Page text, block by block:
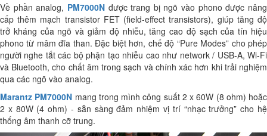
Về phần analog, PM7000Nđược trang bị ngõ vào phono được nâng
cấp thêm mạch transistor FET (field-effect transistors), giúp tăng độ
trở kháng của ngõ và giảm độ nhiễu, tăng cao độ sạch của tín hiệu
phono từ mâm đĩa than.Đặc biệt hơn, chế độ “Pure Modes” cho phép
người nghe tắt các bộ phận tạo nhiễu cao như network / USB-A, Wi-Fi
và Bluetooth, cho chất âm trong sạch và chính xác hơn khi trải nghiệm
qua các ngõ vào analog.
Marantz PM7000N mang trong mình công suất 2 x 60W (8 ohm) hoặc
2 x 80W (4 ohm) - sẵn sàng đảm nhiệm vị trí “nhạc trưởng” cho hệ
thống âm thanh cỡ trung.